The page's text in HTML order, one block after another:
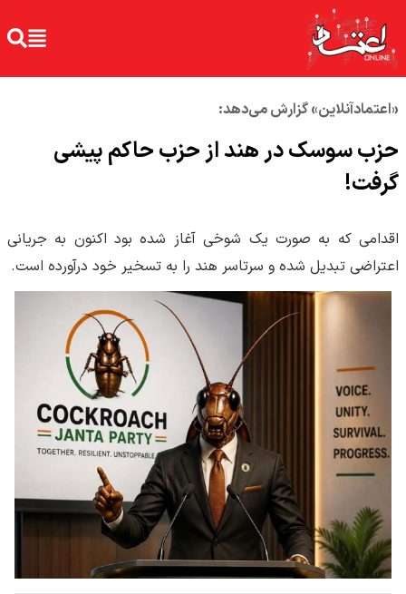
«اعتمادآنلاین» گزارش می‌دهد:
حزب سوسک در هند از حزب حاکم پیشی
گرفت!
اقدامی که به صورت یک شوخی آغاز شده بود اکنون به جریانی
اعتراضی تبدیل شده و سرتاسر هند را به تسخیر خود درآورده است.